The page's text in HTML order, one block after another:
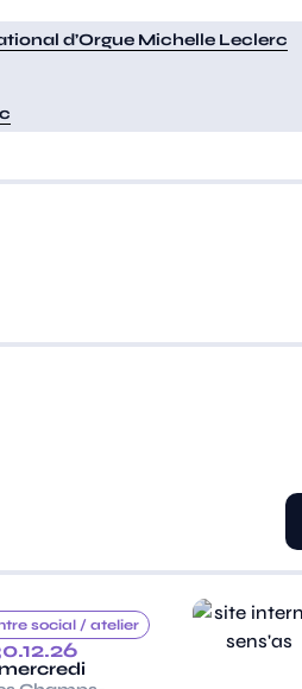
d’Orgue Michelle Leclerc
social / atelier